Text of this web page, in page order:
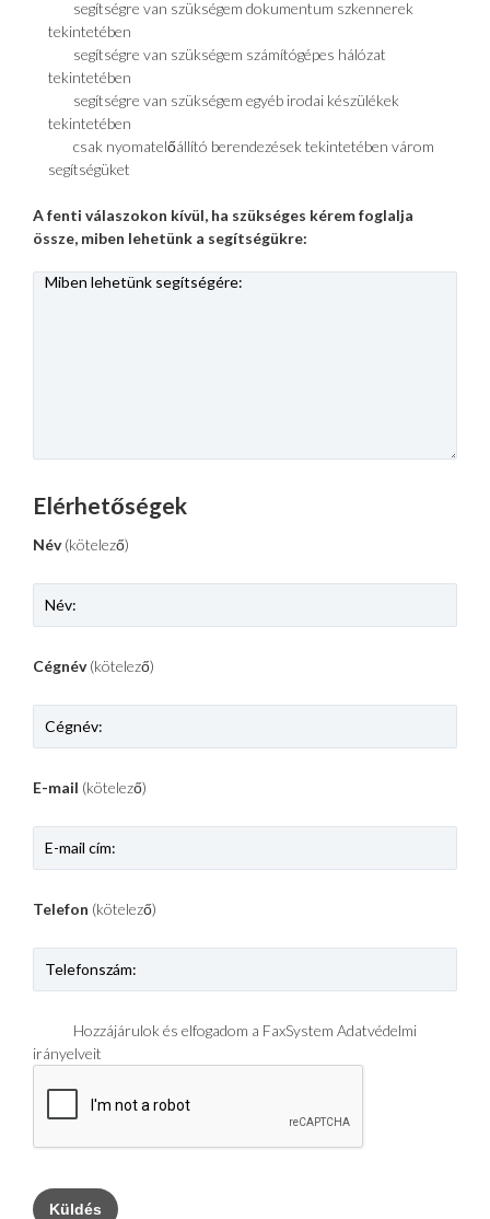
segítségre van szükségem dokumentum szkennerek
tekintetében
segítségre van szükségem számítógépes hálózat
tekintetében
segítségre van szükségem egyéb irodai készülékek
tekintetében
csak nyomatelőállító berendezések tekintetében várom
segítségüket
A fenti válaszokon kívül, ha szükséges kérem foglalja
össze, miben lehetünk a segítségükre:
Elérhetőségek
Név(kötelező)
Cégnév(kötelező)
E-mail (kötelező)
Telefon (kötelező)
Hozzájárulok és elfogadom a FaxSystem Adatvédelmi
irányelveit